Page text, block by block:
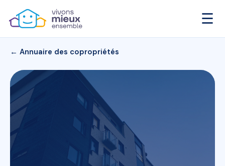
☰
← Annuaire des copropriétés